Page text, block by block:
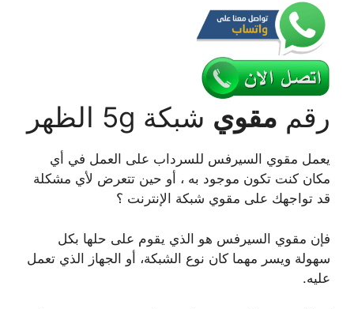
رقم مقوي شبكة 5g الظهر
يعمل مقوي السيرفس للسرداب على العمل في أي
مكان كنت تكون موجود به ، أو حين تتعرض لأي مشكلة
قد تواجهك على مقوي شبكة الإنترنت ؟
فإن مقوي السيرفس هو الذي يقوم على حلها بكل
سهولة ويسر مهما كان نوع الشبكة، أو الجهاز الذي تعمل
عليه.